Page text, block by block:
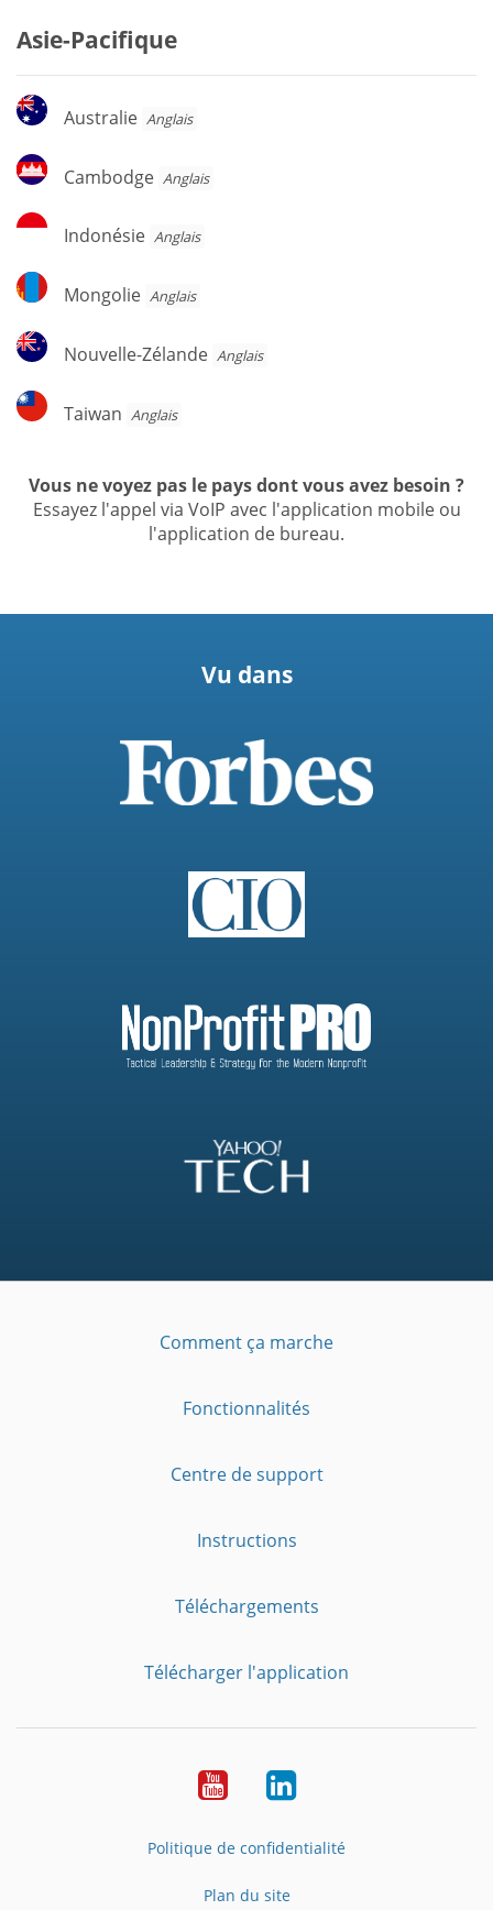
Asie-Pacifique
Australie
Australie Anglais
Cambodge
Cambodge Anglais
Indonésie
Indonésie Anglais
Mongolie
Mongolie Anglais
Nouvelle-
Zélande
Nouvelle-Zélande Anglais
Taiwan
Taiwan Anglais
Vous ne voyez pas le pays dont vous avez besoin ?
Essayez l'appel via VoIP avec l'application mobile ou
l'application de bureau.
Vu dans
Comment ça marche
Fonctionnalités
Centre de support
Instructions
Téléchargements
Télécharger l'application
YouTubeLinkedIn
Politique de confidentialité
Plan du site